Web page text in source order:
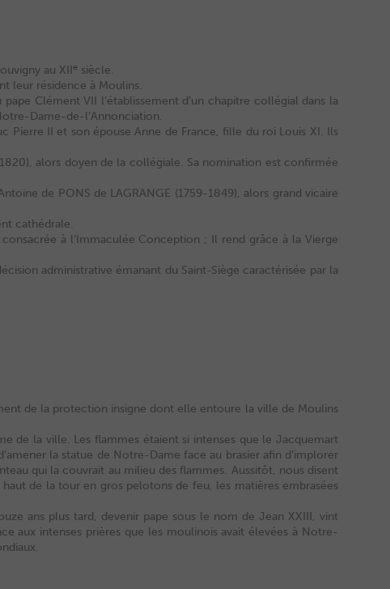
au XIIe siècle.
leur résidence à Moulins.
Clément VII l’établissement d’un chapitre collégial dans la
Dame-de-l’Annonciation.
Pierre II et son épouse Anne de France, fille du roi Louis XI. Ils
alors doyen de la collégiale. Sa nomination est confirmée
de PONS de LAGRANGE (1759-1849), alors grand vicaire
cathédrale.
à l’Immaculée Conception ; Il rend grâce à la Vierge
administrative émanant du Saint-Siège caractérisée par la
de la protection insigne dont elle entoure la ville de Moulins
de la ville. Les flammes étaient si intenses que le Jacquemart
la statue de Notre-Dame face au brasier afin d’implorer
qui la couvrait au milieu des flammes. Aussitôt, nous disent
de la tour en gros pelotons de feu, les matières embrasées
ans plus tard, devenir pape sous le nom de Jean XXIII, vint
aux intenses prières que les moulinois avait élevées à Notre-